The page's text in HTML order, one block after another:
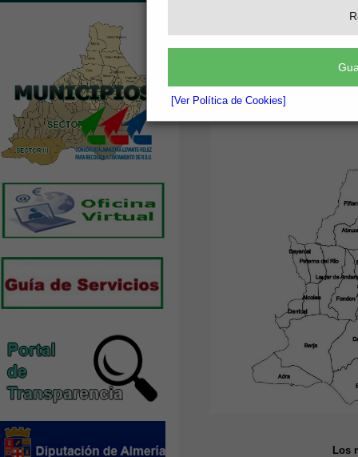
[Ver Política de Cookies]
Los